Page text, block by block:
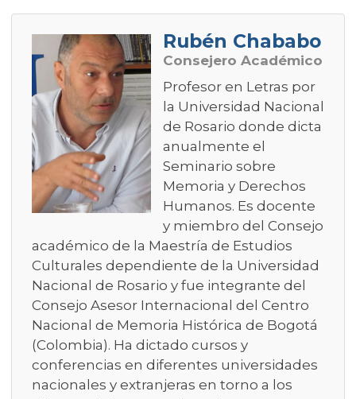
Rubén Chababo
Consejero Académico
Profesor en Letras por
la Universidad Nacional
de Rosario donde dicta
anualmente el
Seminario sobre
Memoria y Derechos
Humanos. Es docente
y miembro del Consejo
académico de la Maestría de Estudios
Culturales dependiente de la Universidad
Nacional de Rosario y fue integrante del
Consejo Asesor Internacional del Centro
Nacional de Memoria Histórica de Bogotá
(Colombia). Ha dictado cursos y
conferencias en diferentes universidades
nacionales y extranjeras en torno a los